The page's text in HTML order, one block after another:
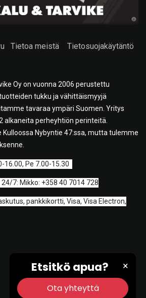
Tietoa meistä Tietosuojakäytäntö
Oy on vuonna 2006 perustettu
tukku ja vähittäismyyjä
tavaraa ympäri Suomen. Yritys
alkaneita perheyhtiön perinteitä.
Nybyntie 47:ssa, mutta tulemme
16.00, Pe 7.00-15.30
7: Mikko: +358 40 7014 728
pankkikortti, Visa, Visa Electron,
×
Etsitkö apua?
Ota yhteyttä